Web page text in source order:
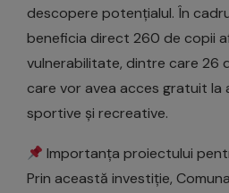
descopere potențialul. În
beneficia direct 260 de copii
vulnerabilitate, dintre care 26
care vor avea acces gratuit la
sportive și recreative.
Importanța proiectului
Prin această investiție,